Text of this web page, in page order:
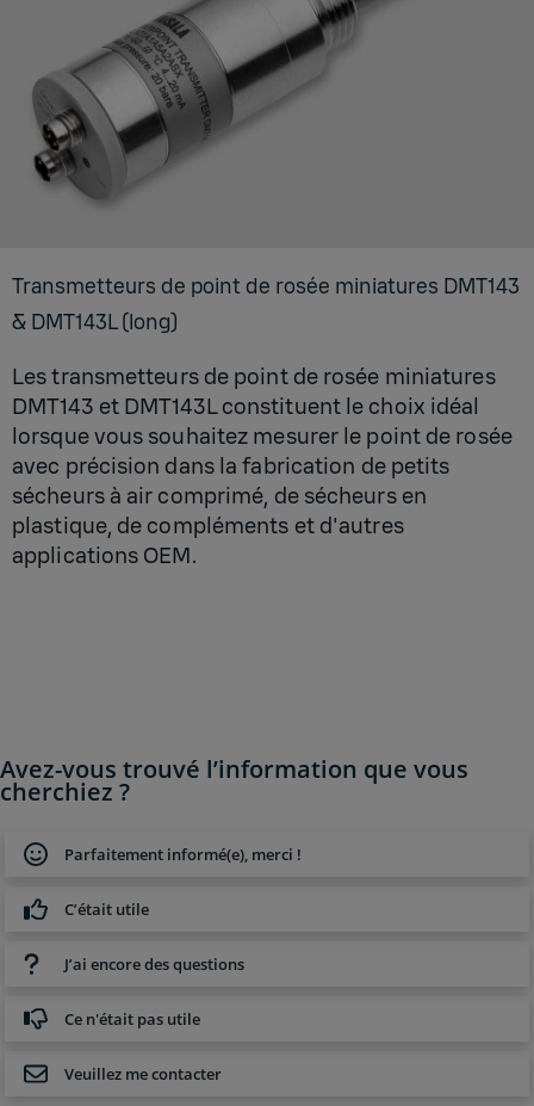
Trans­met­teurs de point de rosée minia­tures DMT143
& DMT143L (long)
Les transmetteurs de point de rosée miniatures
DMT143 et DMT143L constituent le choix idéal
lorsque vous souhaitez mesurer le point de rosée
avec précision dans la fabrication de petits
sécheurs à air comprimé, de sécheurs en
plastique, de compléments et d'autres
applications OEM.
Avez-vous trouvé l’information que vous
cherchiez ?
Parfaitement informé(e), merci !
C’était utile
J’ai encore des questions
Ce n'était pas utile
Veuillez me contacter